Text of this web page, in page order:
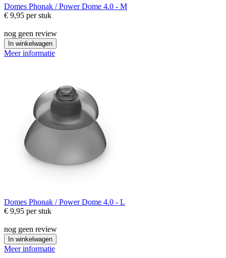
Domes Phonak / Power Dome 4.0 - M
€ 9,95 per stuk
nog geen review
In winkelwagen
Meer informatie
Domes Phonak / Power Dome 4.0 - L
€ 9,95 per stuk
nog geen review
In winkelwagen
Meer informatie